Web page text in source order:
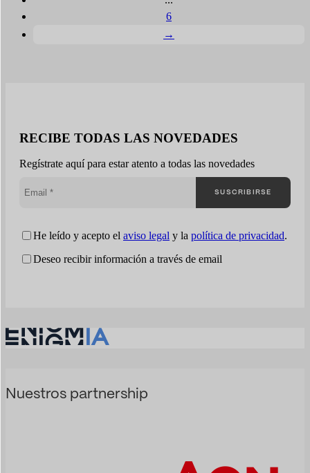
6
→
RECIBE TODAS LAS NOVEDADES
Regístrate aquí para estar atento a todas las novedades
He leído y acepto el aviso legal y la política de privacidad.
Deseo recibir información a través de email
SUSCRIBIRSE
Nuestros partnership